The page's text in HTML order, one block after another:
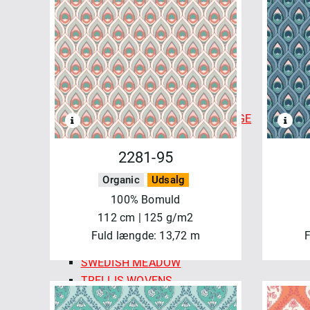
CHECKMATE CHECKERS
COLOR CARDS - FABLEISM
FINE & DANDY
FOREST FORAGE
GOLDEN HOUR
HAPPY CAMPER
INDIAN BLOCK PRINTS: COTTAGE
LUCKY LOOM
LUMIERE
MONARCH GROVE
QUEEN OF HEARTS
SUN STRIPES
SWEDISH HOLIDAY
SWEDISH MEADOW
TRELLIS WOVENS
WAFFLE
2281-95
Organic Udsalg
100% Bomuld
112 cm | 125 g/m2
Fuld længde: 13,72 m